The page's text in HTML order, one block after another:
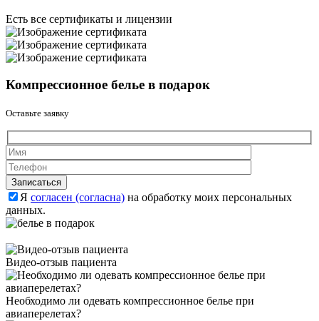
Есть все сертификаты и лицензии
Компрессионное белье в подарок
Оставьте заявку
Я согласен (согласна) на обработку моих персональных
данных.
Видео-отзыв пациента
Необходимо ли одевать компрессионное белье при
авиаперелетах?